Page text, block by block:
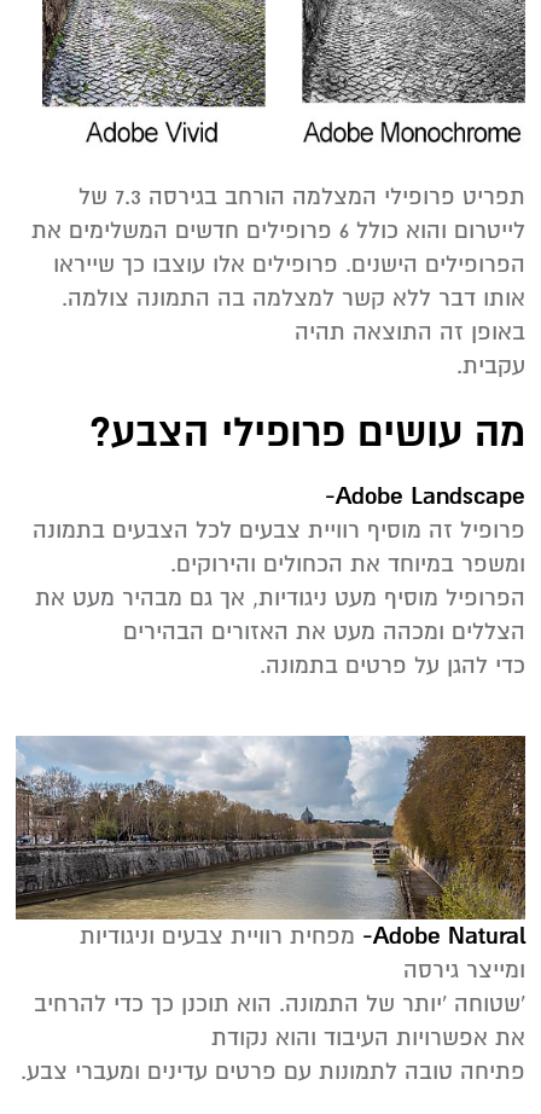
תפריט פרופילי המצלמה הורחב בגירסה 7.3 של
לייטרום והוא כולל 6 פרופילים חדשים המשלימים את
הפרופילים הישנים. פרופילים אלו עוצבו כך שייראו
אותו דבר ללא קשר למצלמה בה התמונה צולמה.
באופן זה התוצאה תהיה
עקבית.
מה עושים פרופילי הצבע?
Adobe Landscape-
‬ומשפר‭ ‬במיוחד‭ ‬את‭ ‬הכחולים‭ ‬והירוקים‭.‬
‬הצללים‭ ‬ומכהה‭ ‬מעט‭ ‬את‭ ‬האזורים‭ ‬הבהירים‭
‬כדי‭ ‬להגן‭ ‬על‭ ‬פרטים‭ ‬בתמונה‭‬.
Adobe Natural-
‬ומייצר‭ ‬גירסה‭
‬את‭ ‬אפשרויות‭ ‬העיבוד‭ ‬והוא‭ ‬נקודת‭
‬פתיחה‭ ‬טובה‭ ‬לתמונות‭ ‬עם‭ ‬פרטים‭ ‬עדינים‭ ‬ומעברי‭ ‬צבע‭.‬